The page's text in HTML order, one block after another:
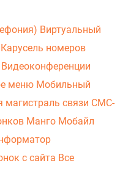
Виртуальный
Карусель номеров
Видеоконференции
меню Мобильный
магистраль связи СМС-
Манго Мобайл
с сайта Все